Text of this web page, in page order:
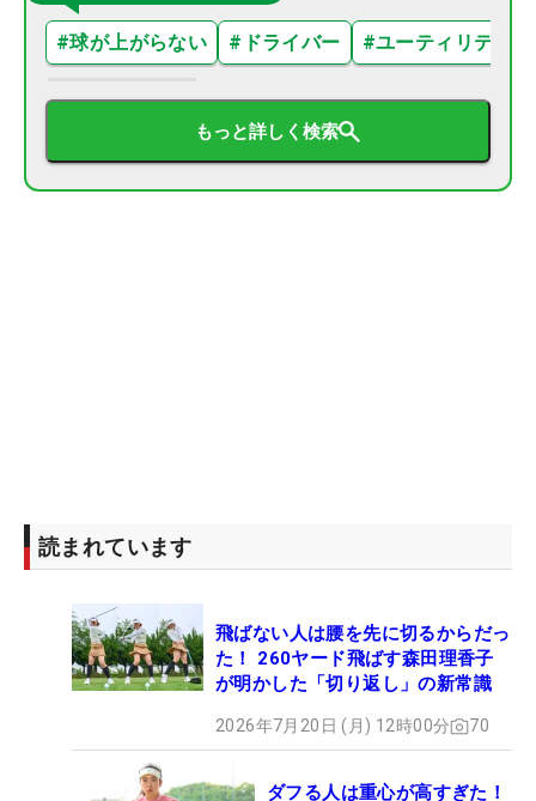
#球が上がらない # ドライバー #ユーティリティ
もっと詳しく検索
読まれています
飛ばない人は腰を先に切るからだっ
た！ 260ヤード飛ばす森田理香子
が明かした「切り返し」の新常識
2026年7月20日 (月) 12時00分 70
ダフる人は重心が高すぎた！